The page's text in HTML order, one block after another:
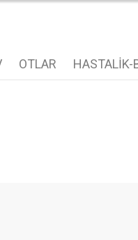
OTLAR HASTALIK-